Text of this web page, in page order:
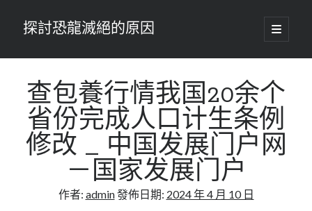
探討恐龍滅絕的原因
開
啟
要
單
查包養行情我国20余个
省份完成人口计生条例
修改 _ 中国发展门户网
－国家发展门户
作者: admin發佈日期: 2024 年 4 月 10 日